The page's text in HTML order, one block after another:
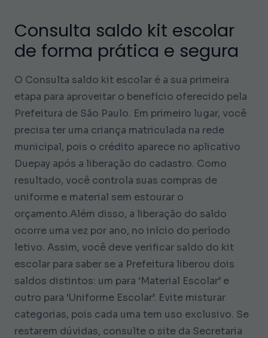
Consulta saldo kit escolar
de forma prática e segura
O Consulta saldo kit escolar é a sua primeira
etapa para aproveitar o benefício oferecido pela
Prefeitura de São Paulo. Em primeiro lugar, você
precisa ter uma criança matriculada na rede
municipal, pois o crédito aparece no aplicativo
Duepay após a liberação do cadastro. Como
resultado, você controla suas compras de
uniforme e material sem estourar o
orçamento.Além disso, a liberação do saldo
ocorre uma vez por ano, no início do período
letivo. Assim, você deve verificar saldo do kit
escolar para saber se a Prefeitura liberou dois
saldos distintos: um para ‘Material Escolar’ e
outro para ‘Uniforme Escolar’. Evite misturar
categorias, pois cada uma tem uso exclusivo. Se
restarem dúvidas, consulte o site da Secretaria